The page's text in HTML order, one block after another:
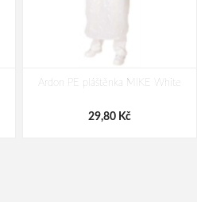
Ardon PE pláštěnka MIKE White
29,80 Kč